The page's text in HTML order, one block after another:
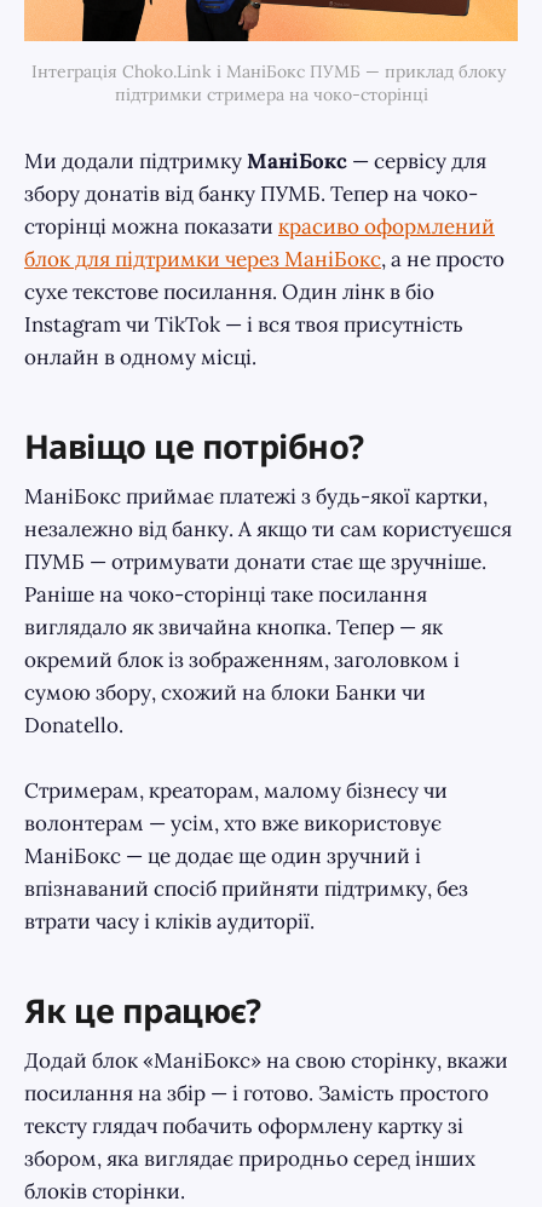
Інтеграція Choko.Link і МаніБокс ПУМБ — приклад блоку
підтримки стримера на чоко-сторінці
Ми додали підтримкуМаніБокс — сервісу для
збору донатів від банку ПУМБ. Тепер на чоко-
сторінці можна показати красиво оформлений
блок для підтримки через МаніБокс, а не просто
сухе текстове посилання. Один лінк в біо
Instagram чи TikTok — і вся твоя присутність
онлайн в одному місці.
Навіщо це потрібно?
МаніБокс приймає платежі з будь-якої картки,
незалежно від банку. А якщо ти сам користуєшся
ПУМБ — отримувати донати стає ще зручніше.
Раніше на чоко-сторінці таке посилання
виглядало як звичайна кнопка. Тепер — як
окремий блок із зображенням, заголовком і
сумою збору, схожий на блоки Банки чи
Donatello.
Стримерам, креаторам, малому бізнесу чи
волонтерам — усім, хто вже використовує
МаніБокс — це додає ще один зручний і
впізнаваний спосіб прийняти підтримку, без
втрати часу і кліків аудиторії.
Як це працює?
Додай блок «МаніБокс» на свою сторінку, вкажи
посилання на збір — і готово. Замість простого
тексту глядач побачить оформлену картку зі
збором, яка виглядає природньо серед інших
блоків сторінки.